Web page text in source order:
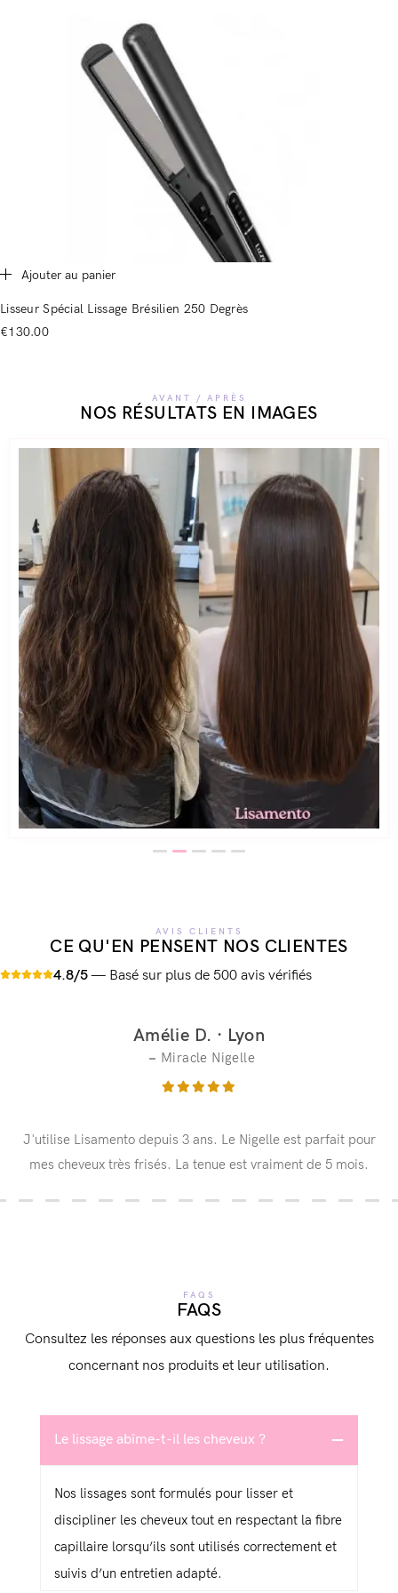
Souvenez-vous de moi
Vous n'avez pas de compte ?
Registre
Ajouter au panier
Lisseur Spécial Lissage Brésilien 250 Degrès
€130.00
AVANT / APRÈS
NOS RÉSULTATS EN IMAGES
AVIS CLIENTS
CE QU'EN PENSENT NOS CLIENTES
4.8/5— Basé sur plus de 500 avis vérifiés
Amélie D. · Lyon
Miracle Nigelle
J'utilise Lisamento depuis 3 ans. Le Nigelle est parfait pour
mes cheveux très frisés. La tenue est vraiment de 5 mois.
FAQS
FAQS
Consultez les réponses aux questions les plus fréquentes
concernant nos produits et leur utilisation.
Le lissage abîme-t-il les cheveux ?
Nos lissages sont formulés pour lisser et
discipliner les cheveux tout en respectant la fibre
capillaire lorsqu’ils sont utilisés correctement et
suivis d’un entretien adapté.